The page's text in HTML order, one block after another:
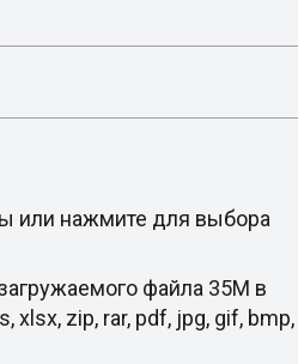
или нажмите для выбора
файла 35M в
xlsx, zip, rar, pdf, jpg, gif, bmp,